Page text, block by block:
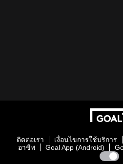
ติดต่อเรา เงื่อนไขการใช้บริการ
อาชีพ
Goal App (Android)